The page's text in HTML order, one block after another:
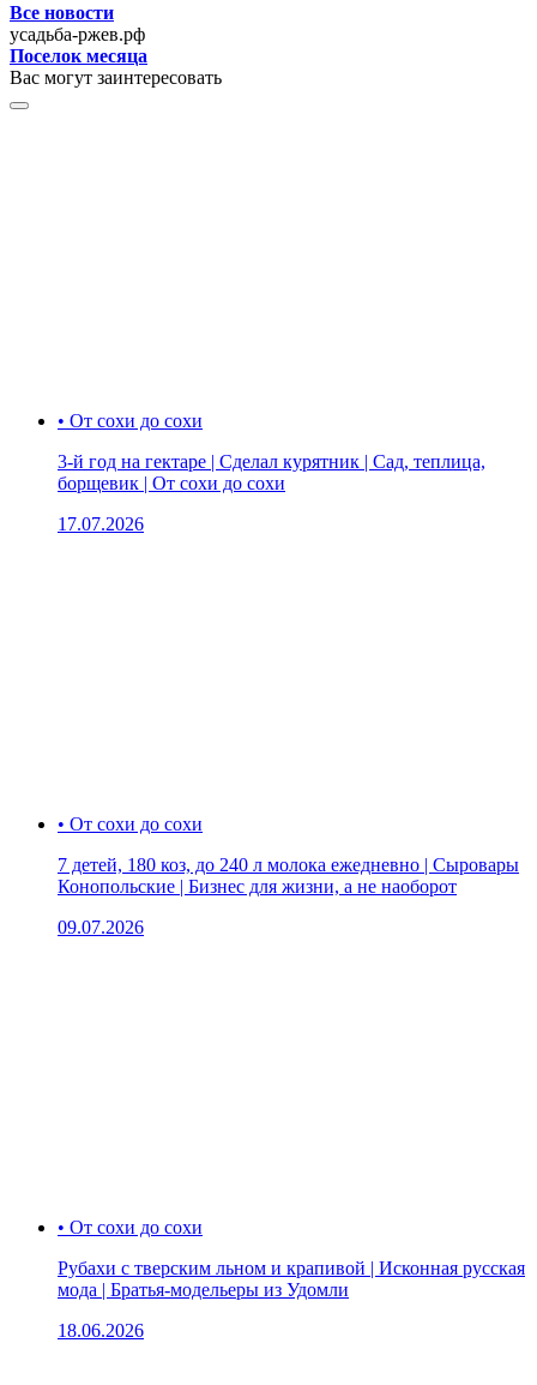
Все новости
усадьба-ржев.рф
Поселок месяца
Вас могут заинтересовать
• От сохи до сохи
3-й год на гектаре | Сделал курятник | Сад, теплица,
борщевик | От сохи до сохи
17.07.2026
• От сохи до сохи
7 детей, 180 коз, до 240 л молока ежедневно | Сыровары
Конопольские | Бизнес для жизни, а не наоборот
09.07.2026
• От сохи до сохи
Рубахи с тверским льном и крапивой | Исконная русская
мода | Братья-модельеры из Удомли
18.06.2026